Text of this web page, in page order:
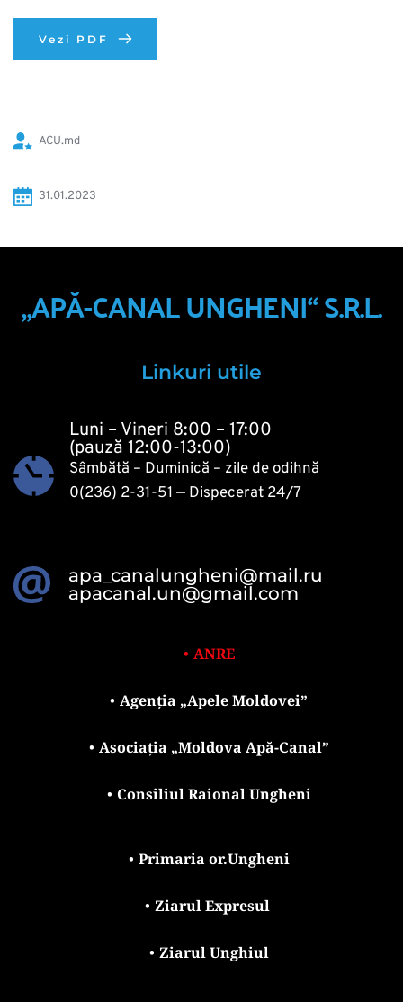
Vezi PDF
ACU.md
31.01.2023
„APĂ-CANAL UNGHENI“ S.R.L.
Linkuri utile
Luni – Vineri 8:00 – 17:00
(pauză 12:00-13:00)
Sâmbătă – Duminică – zile de odihnă
0(236) 2-31-51 — Dispecerat 24/7
apa_canalungheni@mail.ru
apacanal.un@gmail.com
ANRE
Agenția „Apele Moldovei”
Asociația „Moldova Apă-Canal”
Consiliul Raional Ungheni
Primaria or.Ungheni
Ziarul Expresul
Ziarul Unghiul